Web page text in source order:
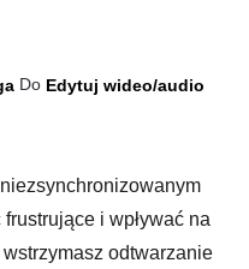
Do Edytuj wideo/audio
i wpływać na
odtwarzanie